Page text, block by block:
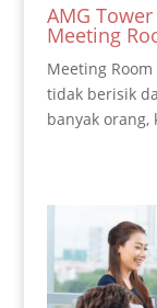
AMG
Meeting
Meeting
tidak berisik
banyak orang,